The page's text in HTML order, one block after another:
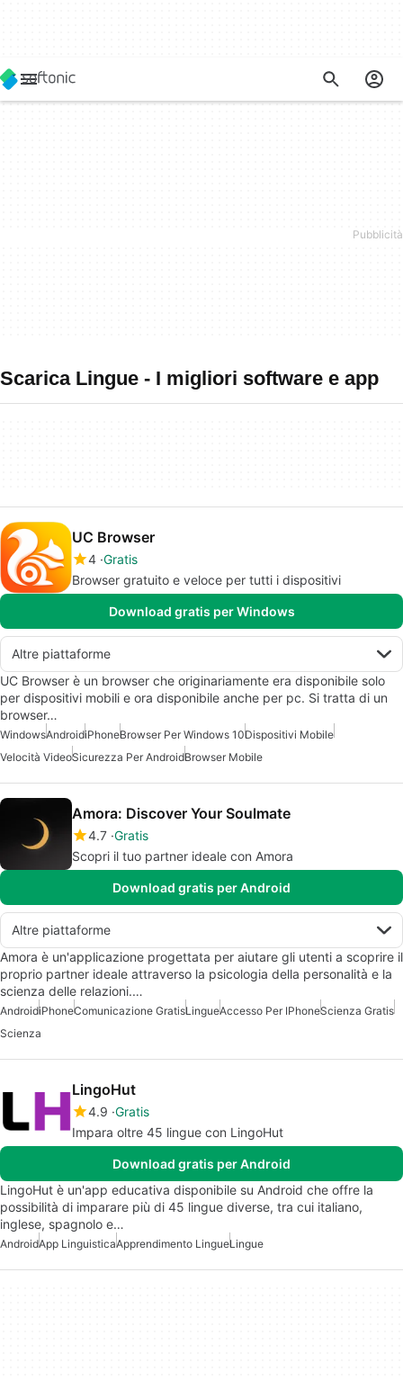
Scarica Lingue - I migliori software e app
UC Browser
4 Gratis
Browser gratuito e veloce per tutti i dispositivi
Download gratis per Windows
Altre piattaforme
UC Browser è un browser che originariamente era disponibile solo
per dispositivi mobili e ora disponibile anche per pc. Si tratta di un
browser…
WindowsAndroidiPhoneBrowser Per Windows 10Dispositivi Mobile
Velocità VideoSicurezza Per AndroidBrowser Mobile
Amora: Discover Your Soulmate
4.7 Gratis
Scopri il tuo partner ideale con Amora
Download gratis per Android
Altre piattaforme
Amora è un'applicazione progettata per aiutare gli utenti a scoprire il
proprio partner ideale attraverso la psicologia della personalità e la
scienza delle relazioni.…
AndroidiPhoneComunicazione GratisLingueAccesso Per IPhoneScienza Gratis
Scienza
LingoHut
4.9 Gratis
Impara oltre 45 lingue con LingoHut
Download gratis per Android
LingoHut è un'app educativa disponibile su Android che offre la
possibilità di imparare più di 45 lingue diverse, tra cui italiano,
inglese, spagnolo e…
AndroidApp LinguisticaApprendimento LingueLingue